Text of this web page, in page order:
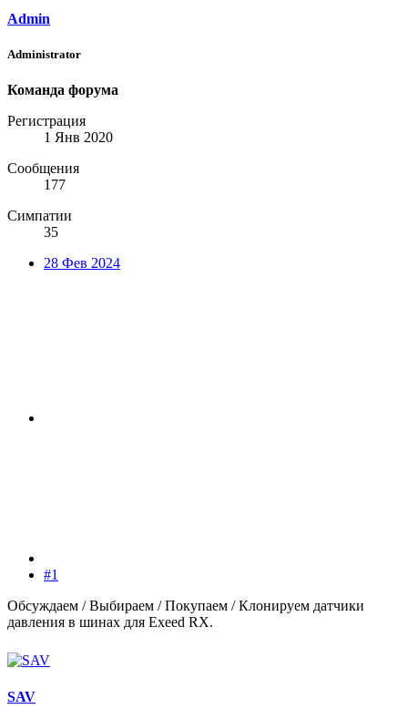
Admin
Administrator
Команда форума
Регистрация
1 Янв 2020
Сообщения
177
Симпатии
35
28 Фев 2024
#1
Обсуждаем / Выбираем / Покупаем / Клонируем датчики
давления в шинах для Exeed RX.
SAV